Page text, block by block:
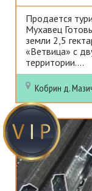
Продается
Мухавец
земли 2,5
«Ветвица» с
территории....
Кобрин д.